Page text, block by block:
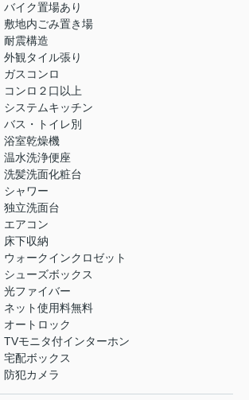
バイク置場あり
敷地内ごみ置き場
耐震構造
外観タイル張り
ガスコンロ
コンロ２口以上
システムキッチン
バス・トイレ別
浴室乾燥機
温水洗浄便座
洗髪洗面化粧台
シャワー
独立洗面台
エアコン
床下収納
ウォークインクロゼット
シューズボックス
光ファイバー
ネット使用料無料
オートロック
TVモニタ付インターホン
宅配ボックス
防犯カメラ